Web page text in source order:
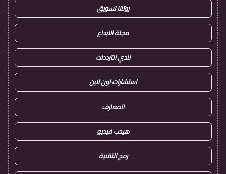
روتانا تسويق
مجلة الابداع
نادي الترددات
استشارات اون لاين
المعارف
هيدب فيديو
رمح التقنية